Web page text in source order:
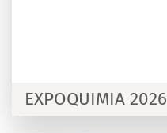
EXPOQUIMIA 2026